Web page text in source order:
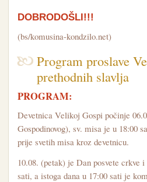
DOBRODOŠLI!!!
(bs/komusina-kondzilo.net)
Program proslave
prethodnih slavlja
PROGRAM:
Devetnica Velikoj Gospi počinje
Gospodinovog), sv. misa je u 18:00
prije svetih misa kroz devetnicu.
10.08. (petak) je Dan posvete crkve
sati, a istoga dana u 17:00 sati je